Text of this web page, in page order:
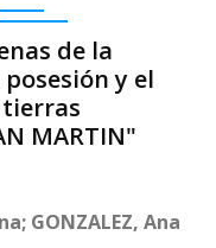
de la
y el
MARTIN"
GONZALEZ, Ana